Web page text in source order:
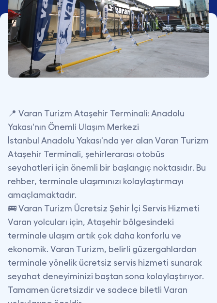
📍 Varan Turizm Ataşehir Terminali: Anadolu
Yakası'nın Önemli Ulaşım Merkezi
İstanbul Anadolu Yakası'nda yer alan Varan Turizm
Ataşehir Terminali, şehirlerarası otobüs
seyahatleri için önemli bir başlangıç noktasıdır. Bu
rehber, terminale ulaşımınızı kolaylaştırmayı
amaçlamaktadır.
🚌 Varan Turizm Ücretsiz Şehir İçi Servis Hizmeti
Varan yolcuları için, Ataşehir bölgesindeki
terminale ulaşım artık çok daha konforlu ve
ekonomik. Varan Turizm, belirli güzergahlardan
terminale yönelik ücretsiz servis hizmeti sunarak
seyahat deneyiminizi baştan sona kolaylaştırıyor.
Tamamen ücretsizdir ve sadece biletli Varan